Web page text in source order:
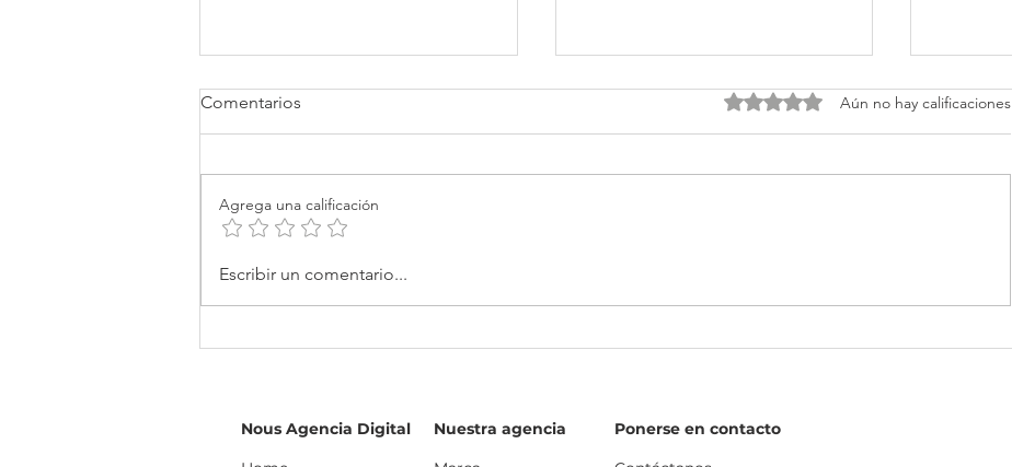
¿Tu marca va a hablar de la
Comentarios Obtuvo 0 de 5 estrellas.
Aún no hay calificaciones
Agrega una calificación
Escribir un comentario...
Nous Agencia Digital
Nuestra agencia
Ponerse en contacto